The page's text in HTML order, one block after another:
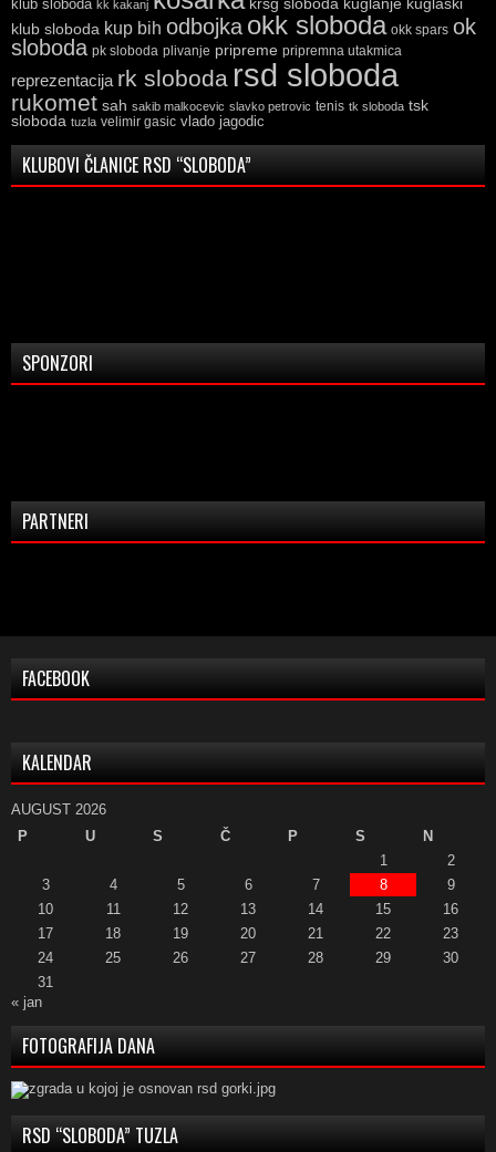
klub sloboda kk kakanj kuglanje
klub sloboda kup bih odbojka okk sloboda okk spars ok
sloboda pk sloboda plivanje pripreme pripremna utakmica
reprezentacija rk sloboda rsd sloboda
rukomet sah sakib malkocevic slavko petrovic tenis tk sloboda tsk
sloboda tuzla velimir gasic vlado jagodic
KLUBOVI ČLANICE RSD “SLOBODA”
SPONZORI
PARTNERI
FACEBOOK
KALENDAR
AUGUST 2026
P
U S Č P S
N
1
2
3
4 5 6 7 8
9
10
11 12 13 14 15
16
17
18 19 20 21 22
23
24
25 26 27 28 29
30
31
« jan
FOTOGRAFIJA DANA
RSD “SLOBODA” TUZLA